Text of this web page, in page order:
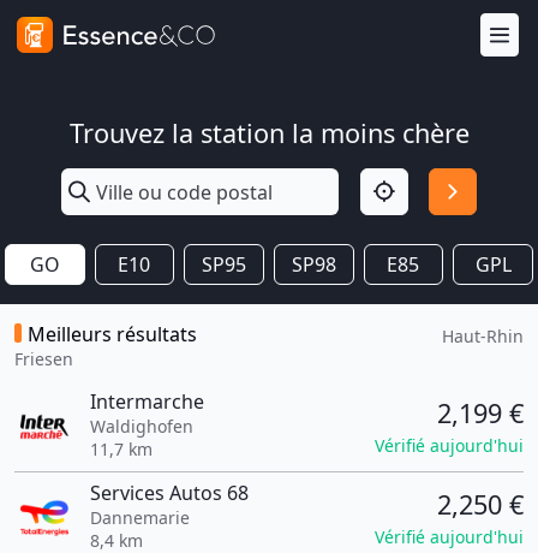
Trouvez la station la moins chère
GO E10 SP95 SP98 E85 GPL
Meilleurs résultats
Friesen
Haut-Rhin
Intermarche
Waldighofen
11,7 km
2,199 €
Vérifié aujourd'hui
Services Autos 68
Dannemarie
8,4 km
2,250 €
Vérifié aujourd'hui